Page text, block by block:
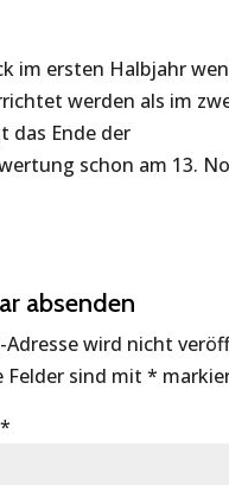
im ersten Halbjahr
werden als im
das Ende der
schon am 13.
absenden
Adresse wird nicht
Felder sind mit *
*